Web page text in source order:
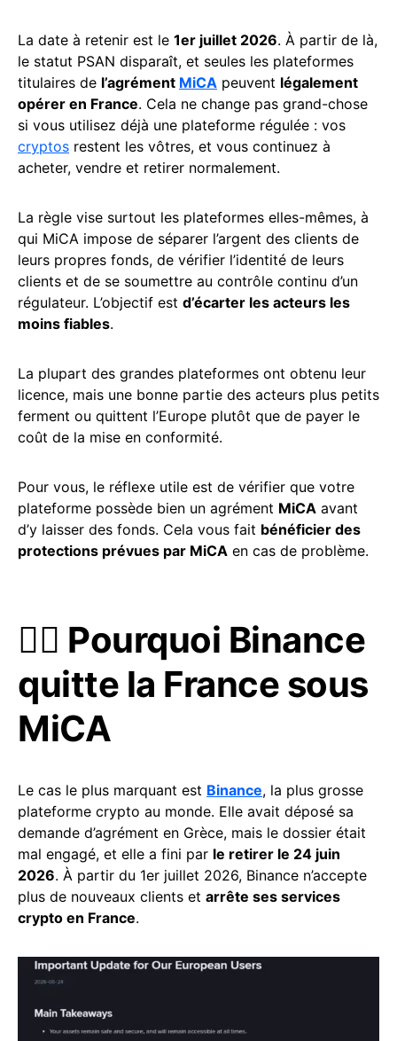
La date à retenir est le 1er juillet 2026. À partir de là,
le statut PSAN disparaît, et seules les plateformes
titulaires de l’agrément MiCA peuvent légalement
opérer en France. Cela ne change pas grand-chose
si vous utilisez déjà une plateforme régulée : vos
cryptos restent les vôtres, et vous continuez à
acheter, vendre et retirer normalement.
La règle vise surtout les plateformes elles-mêmes, à
qui MiCA impose de séparer l’argent des clients de
leurs propres fonds, de vérifier l’identité de leurs
clients et de se soumettre au contrôle continu d’un
régulateur. L’objectif est d’écarter les acteurs les
moins fiables.
La plupart des grandes plateformes ont obtenu leur
licence, mais une bonne partie des acteurs plus petits
ferment ou quittent l’Europe plutôt que de payer le
coût de la mise en conformité.
Pour vous, le réflexe utile est de vérifier que votre
plateforme possède bien un agrément MiCA avant
d’y laisser des fonds. Cela vous fait bénéficier des
protections prévues par MiCA en cas de problème.
🚶‍♂️ Pourquoi Binance
quitte la France sous
MiCA
Le cas le plus marquant est Binance, la plus grosse
plateforme crypto au monde. Elle avait déposé sa
demande d’agrément en Grèce, mais le dossier était
mal engagé, et elle a fini par le retirer le 24 juin
2026. À partir du 1er juillet 2026, Binance n’accepte
plus de nouveaux clients et arrête ses services
crypto en France.